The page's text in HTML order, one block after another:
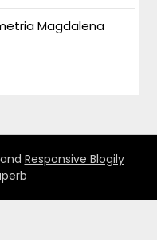
Magdalena
Responsive Blogily